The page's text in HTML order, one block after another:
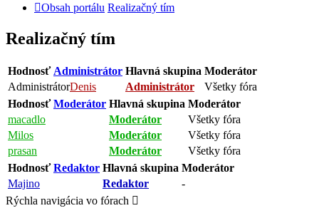
Obsah portálu Realizačný tím
Realizačný tím
Hodnosť Administrátor Hlavná skupina Moderátor
AdministrátorDenis Administrátor
Všetky fóra
HodnosťModerátor Hlavná skupina Moderátor
macadlo
Moderátor
Všetky fóra
Milos
Moderátor
Všetky fóra
prasan
Moderátor
Všetky fóra
HodnosťRedaktor Hlavná skupina Moderátor
Majino
Redaktor
-
Rýchla navigácia vo fórach